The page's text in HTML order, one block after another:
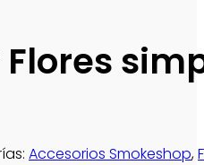
Accesorios Smokeshop,